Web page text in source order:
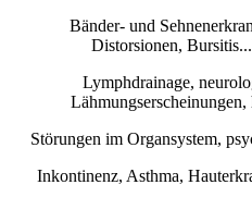
Bänder- und
Distorsionen,
Lymphdrainage,
Störungen im Organsystem,
Inkontinenz, Asthma,